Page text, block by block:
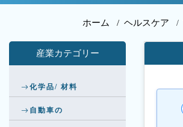
ホーム / ヘルスケア /
産業カテゴリー
化学品/ 材料
自動車の